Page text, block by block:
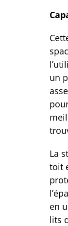
un
La
toit
en
lits